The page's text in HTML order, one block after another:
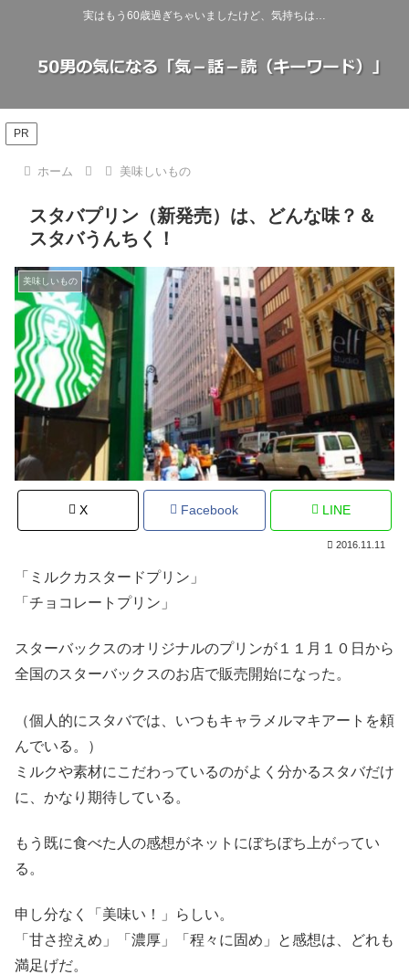
実はもう60歳過ぎちゃいましたけど、気持ちは…
PR
ホーム 美味しいもの
スタバプリン（新発売）は、どんな味？＆
スタバうんちく！
美味しいもの
X Facebook LINE
2016.11.11
「ミルクカスタードプリン」
「チョコレートプリン」
スターバックスのオリジナルのプリンが１１月１０日から
全国のスターバックスのお店で販売開始になった。
（個人的にスタバでは、いつもキャラメルマキアートを頼
んでいる。）
ミルクや素材にこだわっているのがよく分かるスタバだけ
に、かなり期待している。
もう既に食べた人の感想がネットにぼちぼち上がってい
る。
申し分なく「美味い！」らしい。
「甘さ控えめ」「濃厚」「程々に固め」と感想は、どれも
満足げだ。